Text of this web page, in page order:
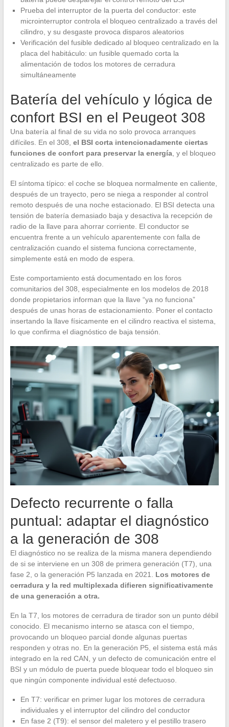
Prueba del interruptor de la puerta del conductor: este
microinterruptor controla el bloqueo centralizado a través del
cilindro, y su desgaste provoca disparos aleatorios
Verificación del fusible dedicado al bloqueo centralizado en la
placa del habitáculo: un fusible quemado corta la
alimentación de todos los motores de cerradura
simultáneamente
Batería del vehículo y lógica de
confort BSI en el Peugeot 308
Una batería al final de su vida no solo provoca arranques
difíciles. En el 308, el BSI corta intencionadamente ciertas
funciones de confort para preservar la energía, y el bloqueo
centralizado es parte de ello.
El síntoma típico: el coche se bloquea normalmente en caliente,
después de un trayecto, pero se niega a responder al control
remoto después de una noche estacionado. El BSI detecta una
tensión de batería demasiado baja y desactiva la recepción de
radio de la llave para ahorrar corriente. El conductor se
encuentra frente a un vehículo aparentemente con falla de
centralización cuando el sistema funciona correctamente,
simplemente está en modo de espera.
Este comportamiento está documentado en los foros
comunitarios del 308, especialmente en los modelos de 2018
donde propietarios informan que la llave “ya no funciona”
después de unas horas de estacionamiento. Poner el contacto
insertando la llave físicamente en el cilindro reactiva el sistema,
lo que confirma el diagnóstico de baja tensión.
Defecto recurrente o falla
puntual: adaptar el diagnóstico
a la generación de 308
El diagnóstico no se realiza de la misma manera dependiendo
de si se interviene en un 308 de primera generación (T7), una
fase 2, o la generación P5 lanzada en 2021. Los motores de
cerradura y la red multiplexada difieren significativamente
de una generación a otra.
En la T7, los motores de cerradura de tirador son un punto débil
conocido. El mecanismo interno se atasca con el tiempo,
provocando un bloqueo parcial donde algunas puertas
responden y otras no. En la generación P5, el sistema está más
integrado en la red CAN, y un defecto de comunicación entre el
BSI y un módulo de puerta puede bloquear todo el bloqueo sin
que ningún componente individual esté defectuoso.
En T7: verificar en primer lugar los motores de cerradura
individuales y el interruptor del cilindro del conductor
En fase 2 (T9): el sensor del maletero y el pestillo trasero